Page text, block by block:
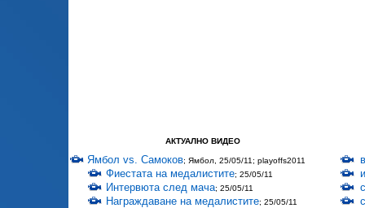
АКТУАЛНО ВИДЕО
Ямбол vs. Самоков; Ямбол, 25/05/11; playoffs2011
Фиестата на медалистите; 25/05/11
Интервюта след мача; 25/05/11
Награждаване на медалистите; 25/05/11